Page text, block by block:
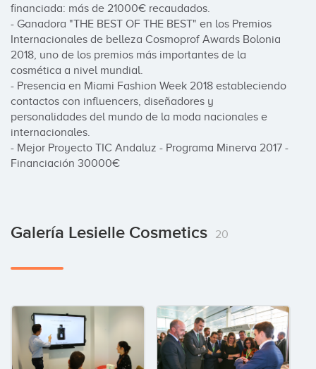
financiada: más de 21000€ recaudados.
- Ganadora "THE BEST OF THE BEST" en los Premios
Internacionales de belleza Cosmoprof Awards Bolonia
2018, uno de los premios más importantes de la
cosmética a nivel mundial.
- Presencia en Miami Fashion Week 2018 estableciendo
contactos con influencers, diseñadores y
personalidades del mundo de la moda nacionales e
internacionales.
- Mejor Proyecto TIC Andaluz - Programa Minerva 2017 -
Financiación 30000€
Galería Lesielle Cosmetics 20